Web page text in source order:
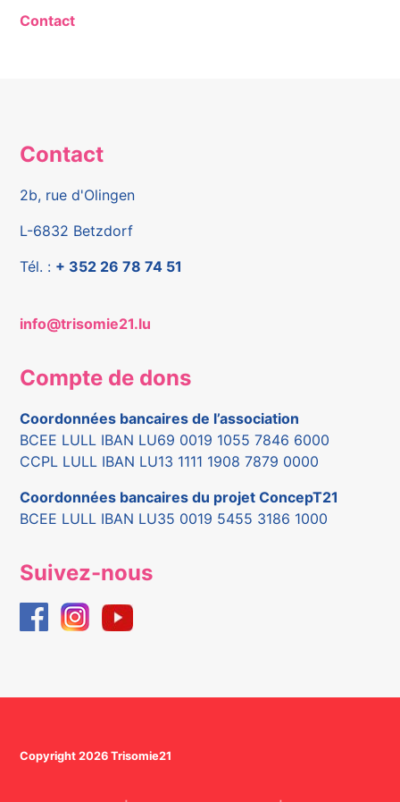
Contact
Contact
2b, rue d'Olingen
L-6832 Betzdorf
Tél. : + 352 26 78 74 51
info@trisomie21.lu
Compte de dons
Coordonnées bancaires de l’association
BCEE LULL IBAN LU69 0019 1055 7846 6000
CCPL LULL IBAN LU13 1111 1908 7879 0000
Coordonnées bancaires du projet ConcepT21
BCEE LULL IBAN LU35 0019 5455 3186 1000
Suivez-nous
Copyright 2026 Trisomie21